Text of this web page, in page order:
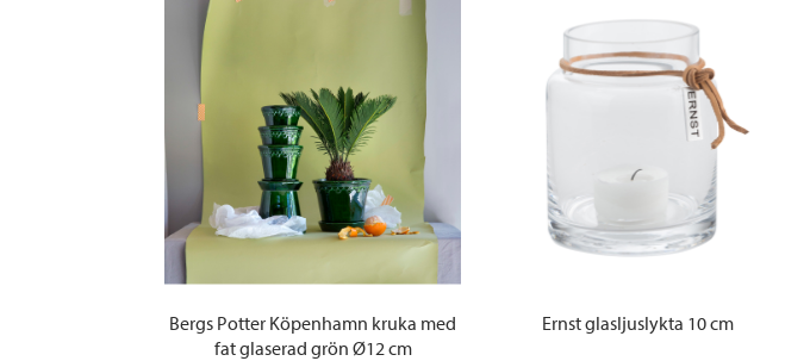
Bergs Potter Köpenhamn kruka med
fat glaserad grön Ø12 cm
Ernst glasljuslykta 10 cm